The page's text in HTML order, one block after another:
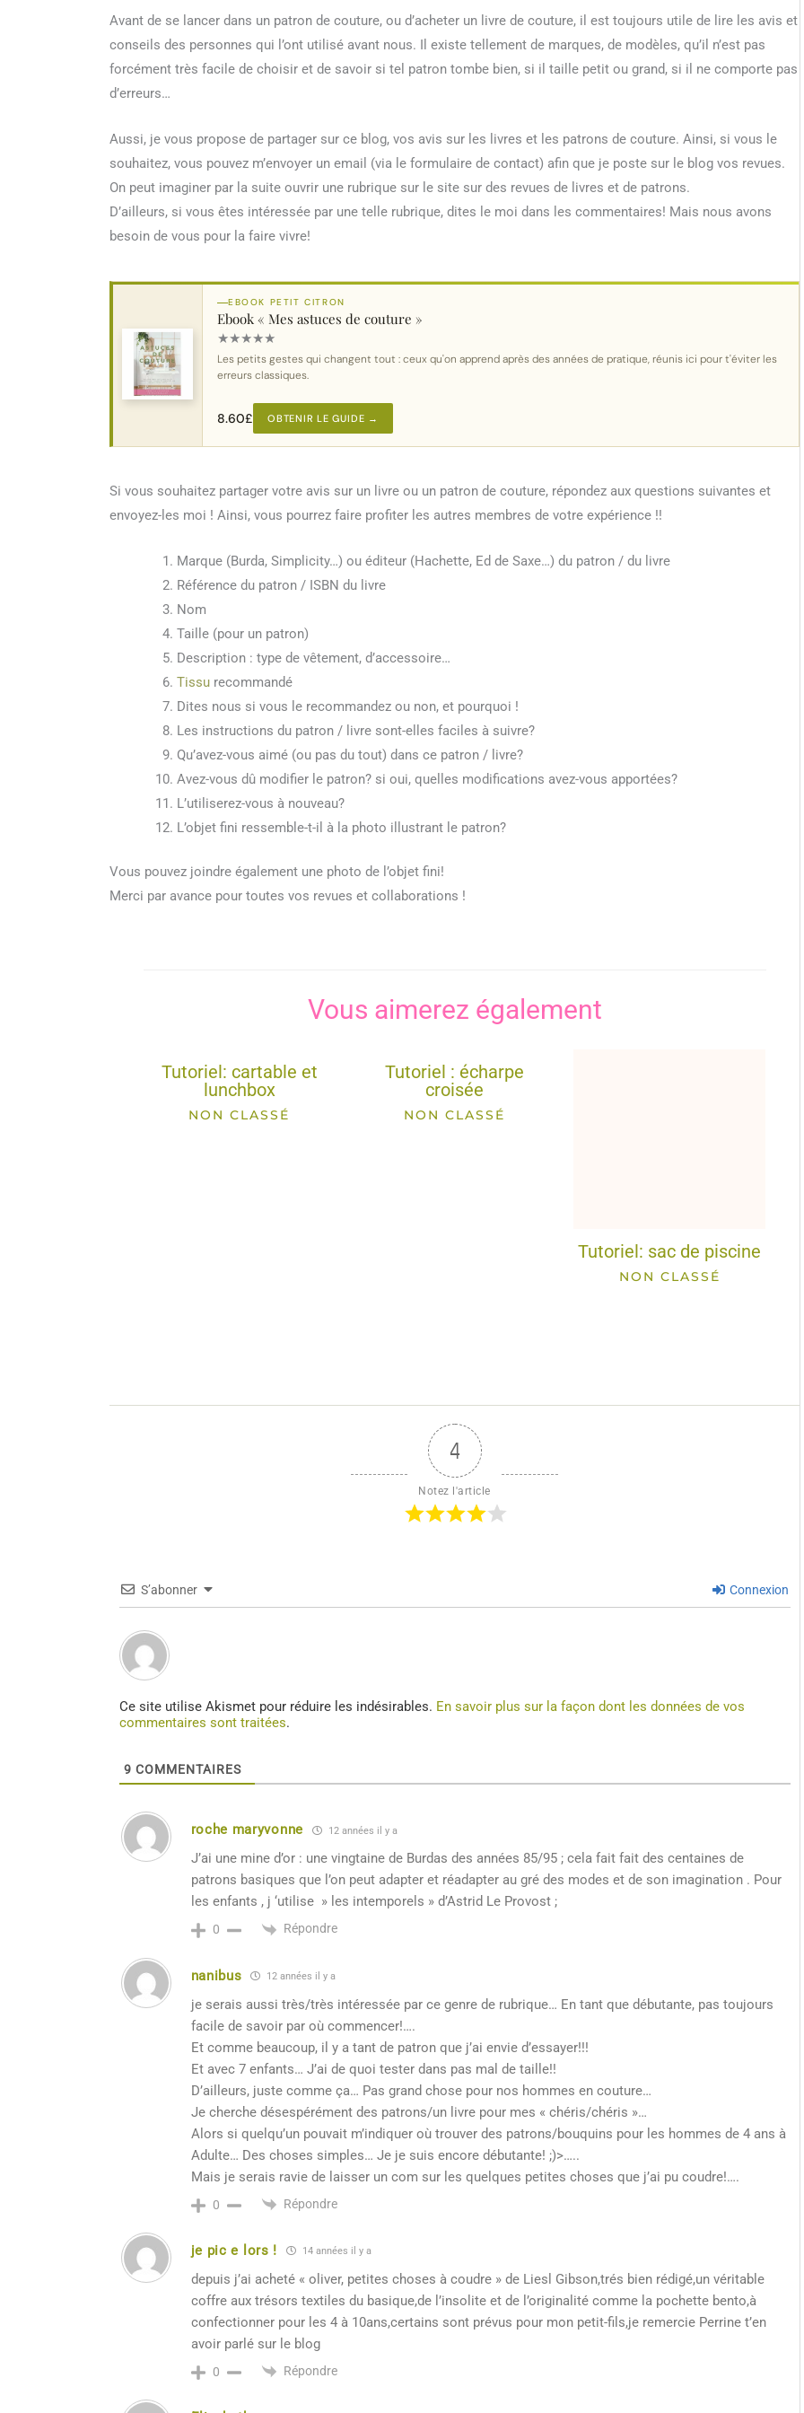
Avant de se lancer dans un patron de couture, ou d’acheter un livre de couture, il est toujours utile de lire les avis et
conseils des personnes qui l’ont utilisé avant nous. Il existe tellement de marques, de modèles, qu’il n’est pas
forcément très facile de choisir et de savoir si tel patron tombe bien, si il taille petit ou grand, si il ne comporte pas
d’erreurs…
Aussi, je vous propose de partager sur ce blog, vos avis sur les livres et les patrons de couture. Ainsi, si vous le
souhaitez, vous pouvez m’envoyer un email (via le formulaire de contact) afin que je poste sur le blog vos revues.
On peut imaginer par la suite ouvrir une rubrique sur le site sur des revues de livres et de patrons.
D’ailleurs, si vous êtes intéressée par une telle rubrique, dites le moi dans les commentaires! Mais nous avons
besoin de vous pour la faire vivre!
EBOOK PETIT CITRON
Ebook « Mes astuces de couture »
★★★★★
Les petits gestes qui changent tout : ceux qu'on apprend après des années de pratique, réunis ici pour t'éviter les
erreurs classiques.
8.60£ OBTENIR LE GUIDE →
Si vous souhaitez partager votre avis sur un livre ou un patron de couture, répondez aux questions suivantes et
envoyez-les moi ! Ainsi, vous pourrez faire profiter les autres membres de votre expérience !!
Marque (Burda, Simplicity…) ou éditeur (Hachette, Ed de Saxe…) du patron / du livre
Référence du patron / ISBN du livre
Nom
Taille (pour un patron)
Description : type de vêtement, d’accessoire…
Tissu recommandé
Dites nous si vous le recommandez ou non, et pourquoi !
Les instructions du patron / livre sont-elles faciles à suivre?
Qu’avez-vous aimé (ou pas du tout) dans ce patron / livre?
Avez-vous dû modifier le patron? si oui, quelles modifications avez-vous apportées?
L’utiliserez-vous à nouveau?
L’objet fini ressemble-t-il à la photo illustrant le patron?
Vous pouvez joindre également une photo de l’objet fini!
Merci par avance pour toutes vos revues et collaborations !
Vous aimerez également
Tutoriel: cartable et
lunchbox
NON CLASSÉ
Tutoriel : écharpe
croisée
NON CLASSÉ
Tutoriel: sac de piscine
NON CLASSÉ
4
Notez l'article
S’abonner Connexion
Ce site utilise Akismet pour réduire les indésirables. En savoir plus sur la façon dont les données de vos
commentaires sont traitées.
9 COMMENTAIRES
roche maryvonne 12 années il y a
J’ai une mine d’or : une vingtaine de Burdas des années 85/95 ; cela fait fait des centaines de
patrons basiques que l’on peut adapter et réadapter au gré des modes et de son imagination . Pour
les enfants , j ‘utilise » les intemporels » d’Astrid Le Provost ;
0 Répondre
nanibus 12 années il y a
je serais aussi très/très intéressée par ce genre de rubrique… En tant que débutante, pas toujours
facile de savoir par où commencer!….
Et comme beaucoup, il y a tant de patron que j’ai envie d’essayer!!!
Et avec 7 enfants… J’ai de quoi tester dans pas mal de taille!!
D’ailleurs, juste comme ça… Pas grand chose pour nos hommes en couture…
Je cherche désespérément des patrons/un livre pour mes « chéris/chéris »…
Alors si quelqu’un pouvait m’indiquer où trouver des patrons/bouquins pour les hommes de 4 ans à
Adulte… Des choses simples… Je je suis encore débutante! ;)>…..
Mais je serais ravie de laisser un com sur les quelques petites choses que j’ai pu coudre!….
0 Répondre
je pic e lors ! 14 années il y a
depuis j’ai acheté « oliver, petites choses à coudre » de Liesl Gibson,trés bien rédigé,un véritable
coffre aux trésors textiles du basique,de l’insolite et de l’originalité comme la pochette bento,à
confectionner pour les 4 à 10ans,certains sont prévus pour mon petit-fils,je remercie Perrine t’en
avoir parlé sur le blog
0 Répondre